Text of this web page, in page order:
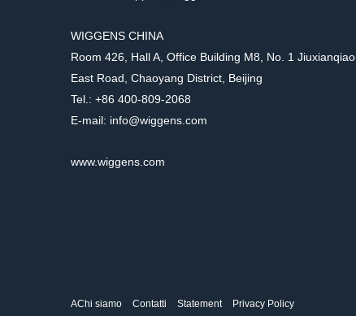
WIGGENS CHINA
Room 426, Hall A, Office Building M8, No. 1 Jiuxianqiao
East Road, Chaoyang District, Beijing
Tel.: +86 400-809-2068
E-mail: info@wiggens.com
www.wiggens.com
AChi siamo Contatti Statement Privacy Policy